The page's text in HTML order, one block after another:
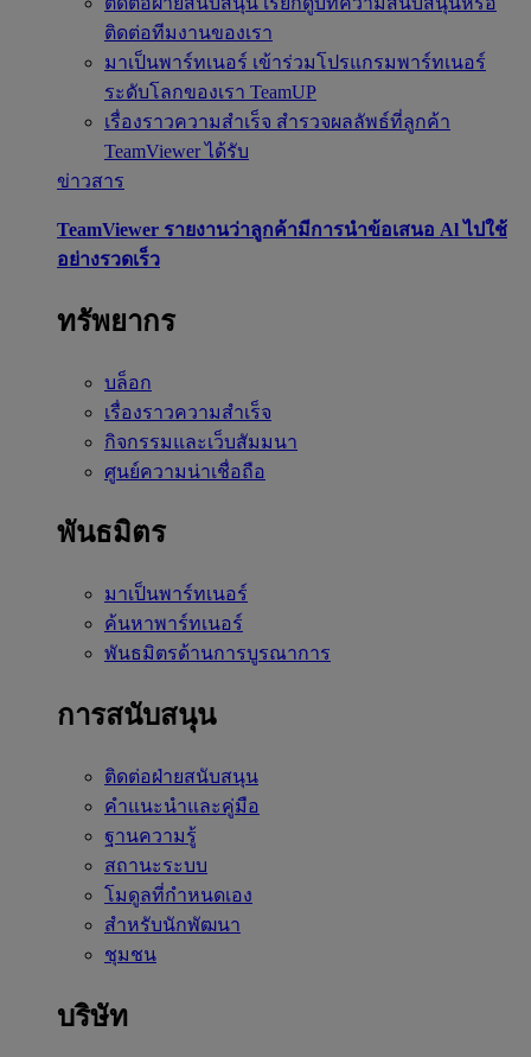
ติดต่อทีมงานของเรา
มาเป็นพาร์ทเนอร์ เข้าร่วมโปรแกรมพาร์ทเนอร์
ระดับโลกของเรา TeamUP
เรื่องราวความสำเร็จ สำรวจผลลัพธ์ที่ลูกค้า
TeamViewer ได้รับ
ข่าวสาร
TeamViewer รายงานว่าลูกค้ามีการนำข้อเสนอ Al ไปใช้
อย่างรวดเร็ว
ทรัพยากร
บล็อก
เรื่องราวความสำเร็จ
กิจกรรมและเว็บสัมมนา
ศูนย์ความน่าเชื่อถือ
พันธมิตร
มาเป็นพาร์ทเนอร์
ค้นหาพาร์ทเนอร์
พันธมิตรด้านการบูรณาการ
การสนับสนุน
ติดต่อฝ่ายสนับสนุน
คำแนะนำและคู่มือ
ฐานความรู้
สถานะระบบ
โมดูลที่กำหนดเอง
สำหรับนักพัฒนา
ชุมชน
บริษัท